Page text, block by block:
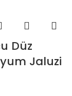
Düz
Jaluzi